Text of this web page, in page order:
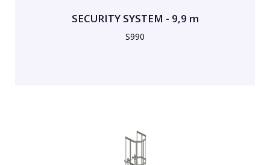
SECURITY SYSTEM - 9,9 m
S990